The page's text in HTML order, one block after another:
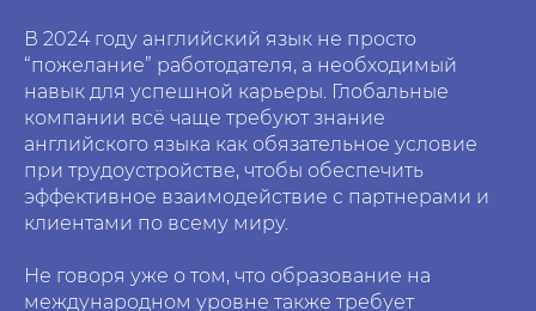
В 2024 году английский язык не просто
“пожелание” работодателя, а необходимый
навык для успешной карьеры. Глобальные
компании всё чаще требуют знание
английского языка как обязательное условие
при трудоустройстве, чтобы обеспечить
эффективное взаимодействие с партнерами и
клиентами по всему миру.
Не говоря уже о том, что образование на
международном уровне также требует